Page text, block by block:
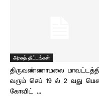
அரசுத் திட்டங்கள்
திருவண்ணாமலை
வரும் செப் 19 ல் 2 வது
கோவிட் –...